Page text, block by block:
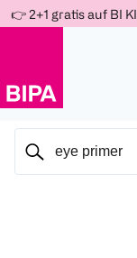
Weiter
zum
👉 2+1 gratis auf BI